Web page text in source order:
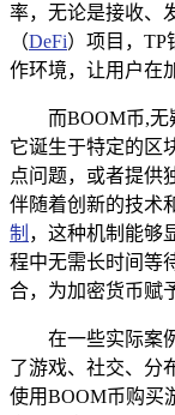
率，无论是接收、
（DeFi）项目，TP
作环境，让用户在
而BOOM币,无
它诞生于特定的区
点问题，或者提供
伴随着创新的技术
制 ，这种机制能够
程中无需长时间等
合，为加密货币赋
在一些实际案
了游戏、社交、分
使用BOOM币购买